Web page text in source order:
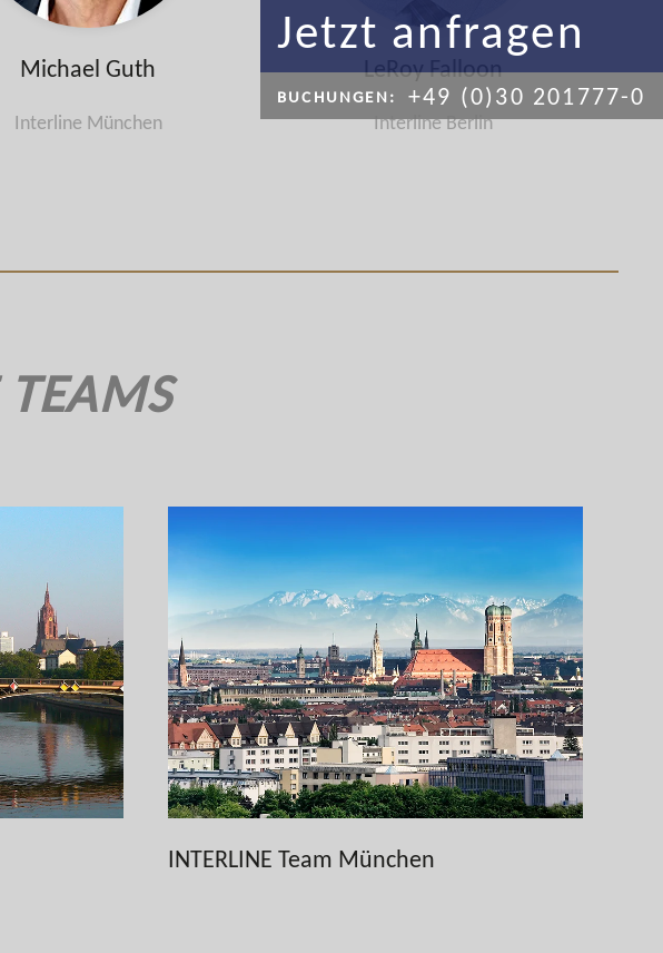
Michael Guth
Interline München
LeRoy Falloon
Interline Berlin
INTERLINE Team München
Jetzt anfragen
BUCHUNGEN: +49 (0)30 201777-0